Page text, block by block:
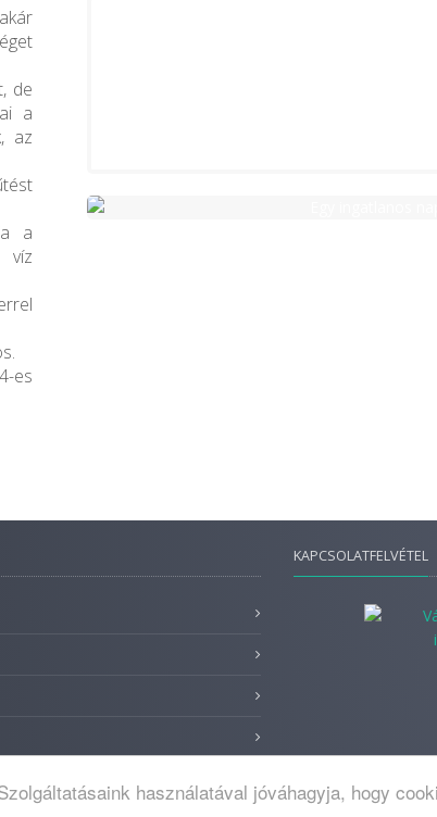
használatával jóváhagyja, hogy
de
a
az
a
víz
es
KAPCSOLATFELVÉTEL